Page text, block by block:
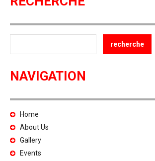
NAVIGATION
Home
About Us
Gallery
Events